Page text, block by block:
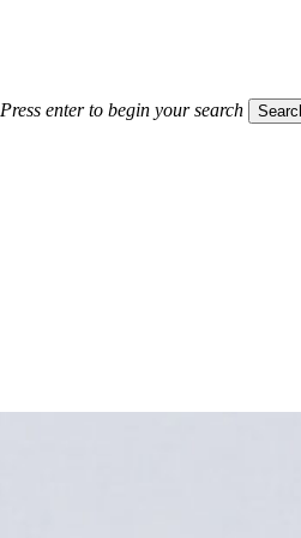
Press enter to begin your search